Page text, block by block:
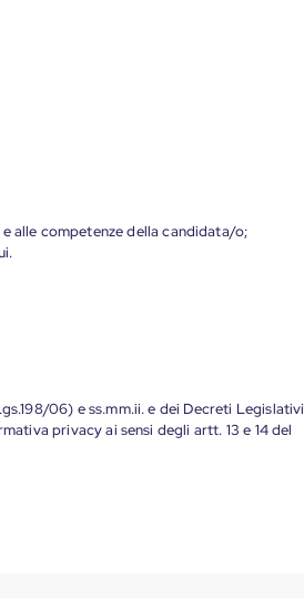
alle competenze della candidata/o;
06) e ss.mm.ii. e dei Decreti Legislativi
privacy ai sensi degli artt. 13 e 14 del